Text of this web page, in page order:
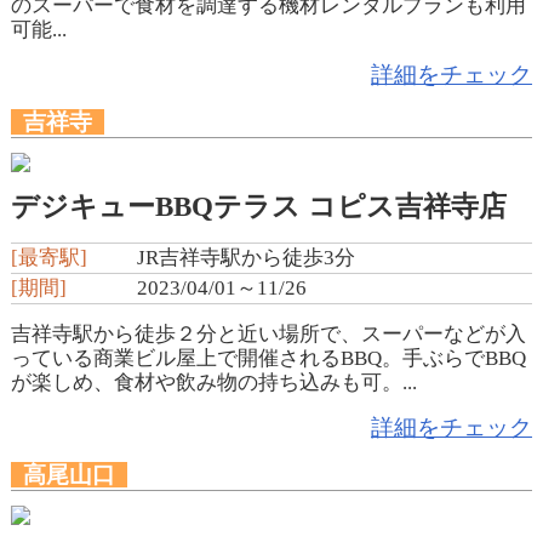
のスーパーで食材を調達する機材レンタルプランも利用
可能...
詳細をチェック
吉祥寺
デジキューBBQテラス コピス吉祥寺店
[最寄駅]
JR吉祥寺駅から徒歩3分
[期間]
2023/04/01～11/26
吉祥寺駅から徒歩２分と近い場所で、スーパーなどが入
っている商業ビル屋上で開催されるBBQ。手ぶらでBBQ
が楽しめ、食材や飲み物の持ち込みも可。...
詳細をチェック
高尾山口